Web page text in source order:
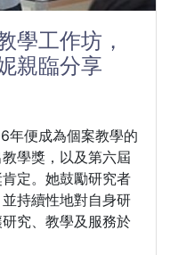
學工作坊，
親臨分享
年便成為個案教學的
學獎，以及第六屆
定。她鼓勵研究者
持續性地對自身研
究、教學及服務於